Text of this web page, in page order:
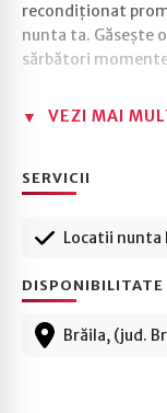
recondiționat
nunta ta. Găsește
sărbători
VEZI MAI
SERVICII
Locatii nunta
DISPONIBILITATE
Brăila, (jud.